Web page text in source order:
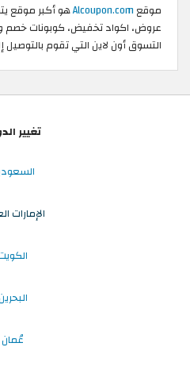
موقع Alcoupon.comهو أكبر موقع
عروض، اكواد تخفيض، كوبونات خصم
التسوق أون لاين التي تقوم بالتوصيل
تغيير
الإمارات
عُمان